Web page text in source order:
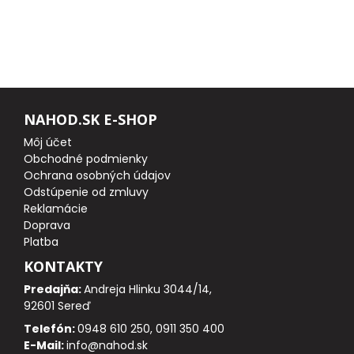
NAHOD.SK E-SHOP
Môj účet
Obchodné podmienky
Ochrana osobných údajov
Odstúpenie od zmluvy
Reklamácie
Doprava
Platba
KONTAKTY
Predajňa:Andreja Hlinku 3044/14,
92601 Sereď
Telefón:0948 610 250, 0911 350 400
E-Mail:info@nahod.sk
PRÍVLAČOVÉ PRÚTY
BIČE A DELIČKY
SPODOVÉ A MARKEROVACIE PRÚTY
FEEDER ŠPIČKY
MATCHOVÉ A BOLOGNESOVÉ PRÚTY